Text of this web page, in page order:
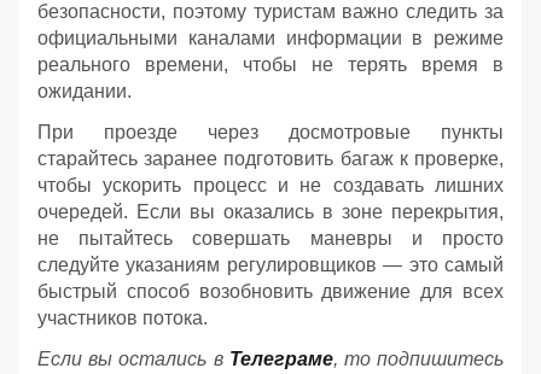
безопасности, поэтому туристам важно следить за
официальными каналами информации в режиме
реального времени, чтобы не терять время в
ожидании.
При проезде через досмотровые пункты
старайтесь заранее подготовить багаж к проверке,
чтобы ускорить процесс и не создавать лишних
очередей. Если вы оказались в зоне перекрытия,
не пытайтесь совершать маневры и просто
следуйте указаниям регулировщиков — это самый
быстрый способ возобновить движение для всех
участников потока.
Если вы остались в Телеграме, то подпишитесь